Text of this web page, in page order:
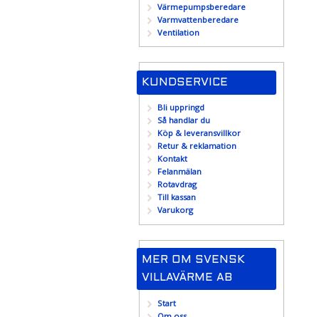
Värmepumpsberedare
Varmvattenberedare
Ventilation
KUNDSERVICE
Bli uppringd
Så handlar du
Köp & leveransvillkor
Retur & reklamation
Kontakt
Felanmälan
Rotavdrag
Till kassan
Varukorg
MER OM SVENSK
VILLAVÄRME AB
Start